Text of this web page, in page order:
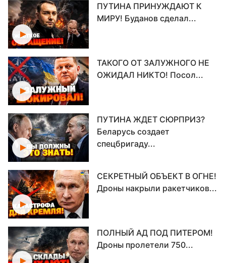
ПУТИНА ПРИНУЖДАЮТ К
МИРУ! Буданов сделал...
ТАКОГО ОТ ЗАЛУЖНОГО НЕ
ОЖИДАЛ НИКТО! Посол...
ПУТИНА ЖДЕТ СЮРПРИЗ?
Беларусь создает
спецбригаду...
СЕКРЕТНЫЙ ОБЪЕКТ В ОГНЕ!
Дроны накрыли ракетчиков...
ПОЛНЫЙ АД ПОД ПИТЕРОМ!
Дроны пролетели 750...